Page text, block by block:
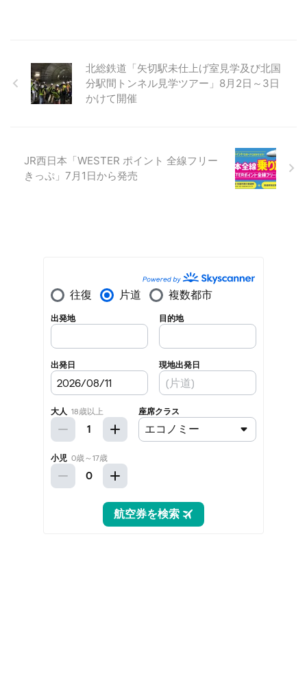
北総鉄道「矢切駅未仕上げ室見学及び北国
分駅間トンネル見学ツアー」8月2日～3日
かけて開催
JR西日本「WESTER ポイント 全線フリー
きっぷ」7月1日から発売